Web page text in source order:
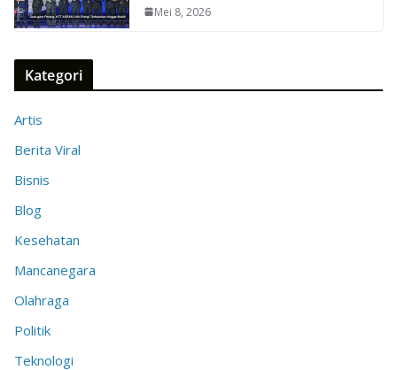
Mei 8, 2026
Kategori
Artis
Berita Viral
Bisnis
Blog
Kesehatan
Mancanegara
Olahraga
Politik
Teknologi